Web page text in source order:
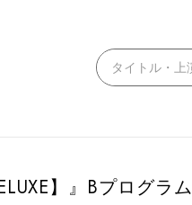
】』Bプログラム